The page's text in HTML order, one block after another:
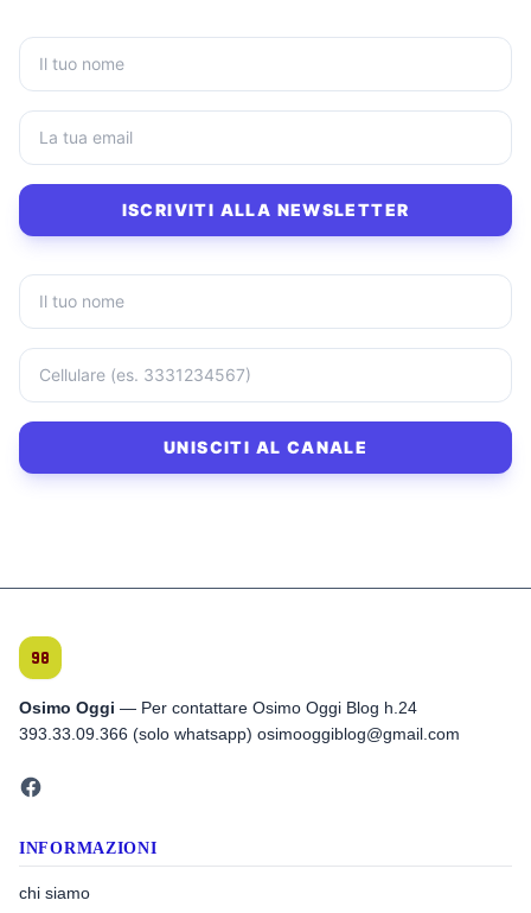
ISCRIVITI ALLA NEWSLETTER
UNISCITI AL CANALE
Osimo Oggi — Per contattare Osimo Oggi Blog h.24
393.33.09.366 (solo whatsapp) osimooggiblog@gmail.com
INFORMAZIONI
chi siamo